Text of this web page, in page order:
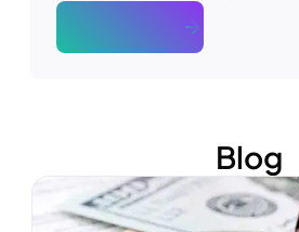
Blog